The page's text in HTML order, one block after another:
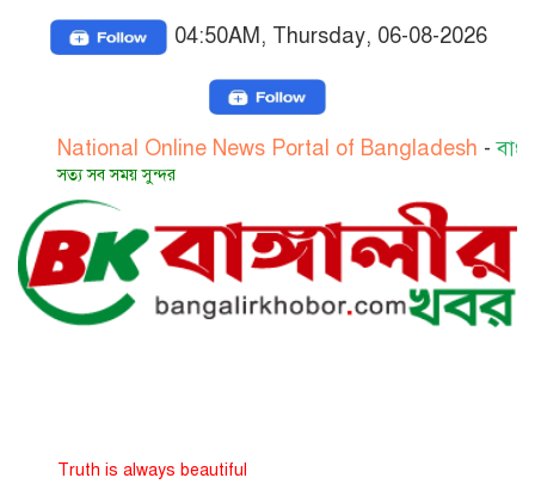
04:50AM, Thursday, 06-08-2026
Online News Portal of Bangladesh- বাংলাদেশের
সব সময় সুন্দর
is always beautiful